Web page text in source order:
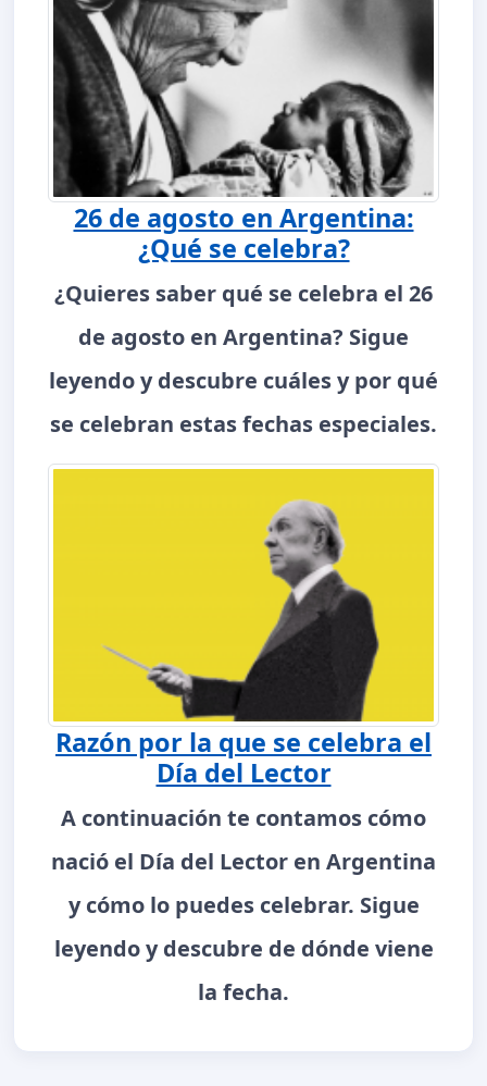
26 de agosto en Argentina:
¿Qué se celebra?
¿Quieres saber qué se celebra el 26
de agosto en Argentina? Sigue
leyendo y descubre cuáles y por qué
se celebran estas fechas especiales.
Razón por la que se celebra el
Día del Lector
A continuación te contamos cómo
nació el Día del Lector en Argentina
y cómo lo puedes celebrar. Sigue
leyendo y descubre de dónde viene
la fecha.